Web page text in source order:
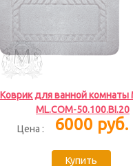
Коврик для ванной комнаты
ML.COM-50.100.BI.20
Цена :
6000 руб.